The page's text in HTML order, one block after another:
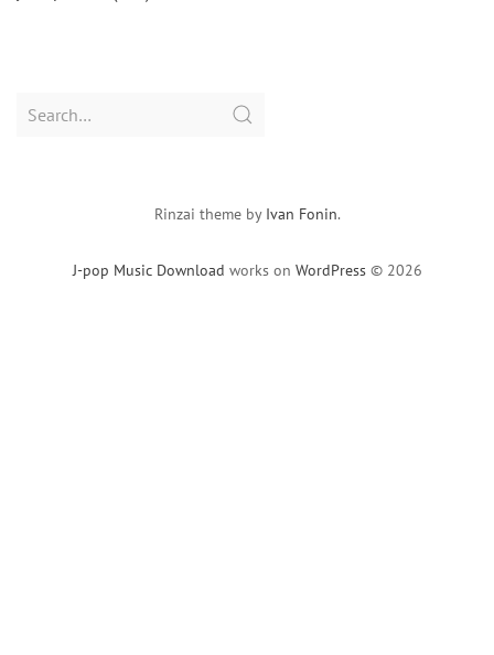
Search
J-pop Music Download works on WordPress © 2026
Rinzai theme by Ivan Fonin.